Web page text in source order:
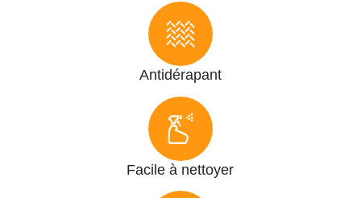
Antidérapant
Facile à nettoyer